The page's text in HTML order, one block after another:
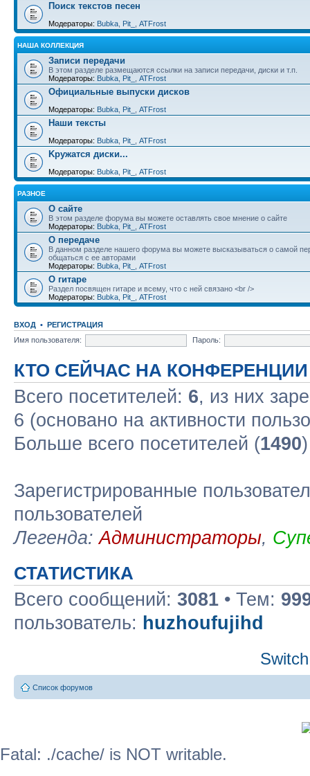
Поиск текстов песен
Модераторы: Bubka Pit_ ATFrost
НАША КОЛЛЕКЦИЯ
Записи передачи
В этом разделе размещаются ссылки на записи передачи, диски и т.п.
Модераторы: Bubka Pit_ ATFrost
Официальные выпуски дисков
Модераторы: Bubka Pit_ ATFrost
Наши тексты
Модераторы: Bubka Pit_ ATFrost
Kружатся диски...
Модераторы: Bubka Pit_ ATFrost
РАЗНОЕ
О сайте
В этом разделе форума вы можете оставлять свое мнение о сайте
Модераторы: Bubka Pit_ ATFrost
О передаче
В данном разделе нашего форума вы можете высказываться о самой
общаться с ее авторами
Модераторы: Bubka Pit_ ATFrost
О гитаре
Раздел посвящен гитаре и всему, что с ней связано <br />
Модераторы: Bubka Pit_ ATFrost
ВХОД • РЕГИСТРАЦИЯ
Имя пользователя:
Пароль:
КТО СЕЙЧАС НА КОНФЕРЕНЦИИ
Всего посетителей: 6, из них
6 (основано на активности
Больше всего посетителей (1490
Зарегистрированные
пользователей
Легенда:Администраторы,
СТАТИСТИКА
Всего сообщений: 3081 • Тем:
пользователь: huzhoufujihd
Список форумов
Fatal: ./cache/ is NOT writable.